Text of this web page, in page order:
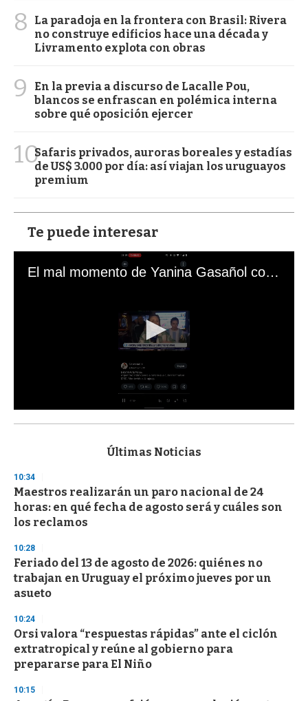
8
La paradoja en la frontera con Brasil: Rivera
no construye edificios hace una década y
Livramento explota con obras
9
En la previa a discurso de Lacalle Pou,
blancos se enfrascan en polémica interna
sobre qué oposición ejercer
10Safaris privados, auroras boreales y estadías
de US$ 3.000 por día: así viajan los uruguayos
premium
Te puede interesar
El mal momento de Yanina Gasañol con un hincha argentino en "Subrayado"
s
d
s
o
f
3
s
e
c
o
n
Últimas Noticias
10:34
Maestros realizarán un paro nacional de 24
horas: en qué fecha de agosto será y cuáles son
los reclamos
10:28
Feriado del 13 de agosto de 2026: quiénes no
trabajan en Uruguay el próximo jueves por un
asueto
10:24
Orsi valora “respuestas rápidas” ante el ciclón
extratropical y reúne al gobierno para
prepararse para El Niño
10:15